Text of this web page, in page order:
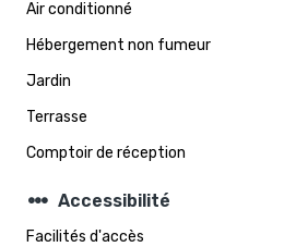
Air conditionné
Hébergement non fumeur
Jardin
Terrasse
Comptoir de réception
steppers Accessibilité
Facilités d'accès